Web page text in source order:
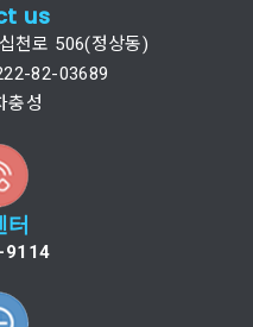
us
천로 506(정상동)
82-03689
충성
터
9114